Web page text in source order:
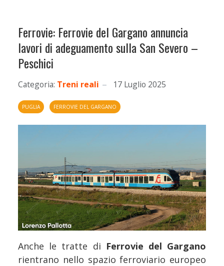
Ferrovie: Ferrovie del Gargano annuncia
lavori di adeguamento sulla San Severo –
Peschici
Categoria: Treni reali 17 Luglio 2025
PUGLIA FERROVIE DEL GARGANO
Anche le tratte di Ferrovie del Gargano
rientrano nello spazio ferroviario europeo